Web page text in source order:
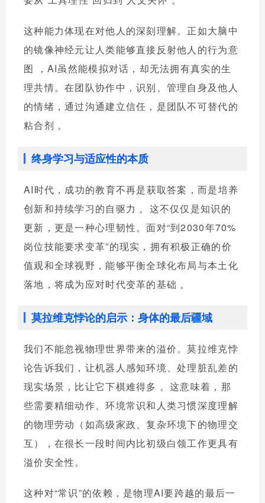
这种能力体现在对他人的深刻理解。正如大脑中
的镜像神经元让人类能够直接反射他人的行为意
图
，AI虽然能模拟对话，却无法拥有真实的生
理共情。在团队协作中，识别、管理自身及他人
的情绪，通过沟通建立信任，是团队不可替代的
粘合剂 。
终身学习与适应性的本质
AI时代，成功的教育不再是获取答案，而是培养
创新和持续学习的自驱力 。这不仅仅是知识的
更新，更是一种心理韧性。面对“到2030年70%
岗位技能要求变革”的现实，拥有积极正确的价
值观和全球视野，能够平衡全球化布局与本土化
落地，将成为应对时代变革的基础 。
莫拉维克悖论的启示：身体的最后疆域
我们不能忽视物理世界带来的溢价。莫拉维克悖
论告诉我们，让机器人感知环境、处理脏乱差的
现实场景，比让它下棋难得多 。这意味着，那
些需要精细动作、环境常识和人类习惯深度理解
的物理劳动（如高级家政、复杂环境下的物理交
互），在很长一段时间内比初级白领工作更具有
溢价安全性。
这种对“常识”的依赖，是物理AI要跨越的最后一